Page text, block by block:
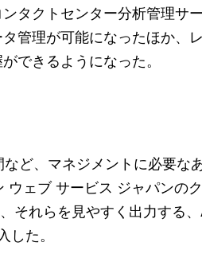
タクトセンター分析管理サ
管理が可能になったほか、
できるようになった。
ど、マネジメントに必要な
ウェブ サービス ジャパンの
それらを見やすく出力する
た。